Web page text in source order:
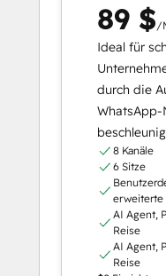
89 $/
Ideal für
durch die
WhatsApp-
8 Kanäle
6 Sitze
erweiterte
AI Agent,
Reise
AI Agent,
Reise